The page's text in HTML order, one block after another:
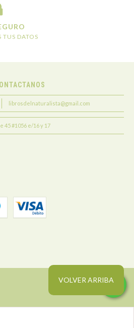
TUS DATOS
librosdelnaturalista@gmail.com
45 #1056 e/16 y 17
VOLVER ARRIBA